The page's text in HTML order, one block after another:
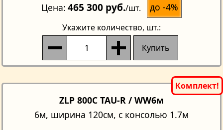
Цена 465 300 руб./шт. до -4%
Укажите количество, шт.:
Купить
ZLP 800C TAU-R / WW6м
6м, ширина 120см, с консолью 1.7м